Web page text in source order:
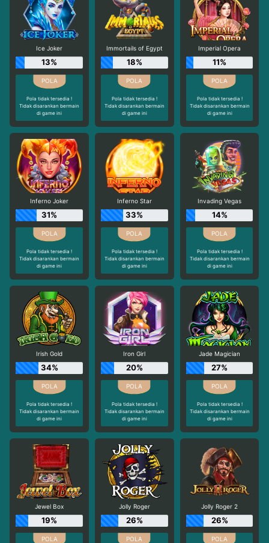
Ice Joker
13%
Pola tidak tersedia !
Tidak disarankan bermain
di game ini
Immortails of Egypt
18%
Pola tidak tersedia !
Tidak disarankan bermain
di game ini
Imperial Opera
11%
Pola tidak tersedia !
Tidak disarankan bermain
di game ini
Inferno Joker
31%
Pola tidak tersedia !
Tidak disarankan bermain
di game ini
Inferno Star
33%
Pola tidak tersedia !
Tidak disarankan bermain
di game ini
Invading Vegas
14%
Pola tidak tersedia !
Tidak disarankan bermain
di game ini
Irish Gold
34%
Pola tidak tersedia !
Tidak disarankan bermain
di game ini
Iron Girl
20%
Pola tidak tersedia !
Tidak disarankan bermain
di game ini
Jade Magician
27%
Pola tidak tersedia !
Tidak disarankan bermain
di game ini
Jewel Box
19%
Jolly Roger
26%
Jolly Roger 2
26%